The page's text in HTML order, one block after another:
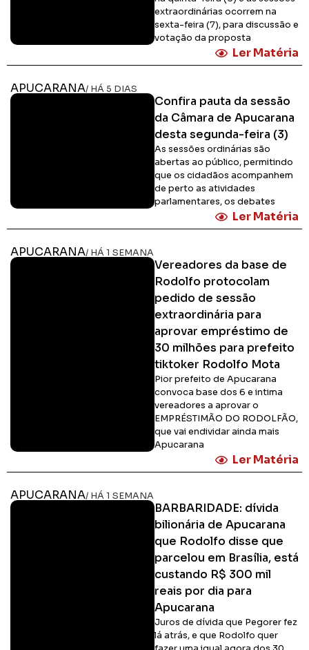
extraordinárias ocorrem na
sexta-feira (7), para discussão e
votação da proposta
Ler Matéria
APUCARANA/ HÁ 5 DIAS
Confira pauta da sessão
da Câmara de Apucarana
desta segunda-feira (3)
As sessões ordinárias são
abertas ao público, permitindo
que os cidadãos acompanhem
de perto as atividades
parlamentares, os debates
Ler Matéria
APUCARANA/ HÁ 1 SEMANA
Vereadores da base de
Rodolfo protocolam
pedido de sessão
extraordinária para
aprovar empréstimo de
30 milhões para prefeito
tiktoker Rodolfo Mota
Pior prefeito de Apucarana
convoca base dos 6 e intima
vereadores a aprovar o
EMPRÉSTIMÃO DO RODOLFÃO,
que vai endividar ainda mais
Apucarana
Ler Matéria
APUCARANA/ HÁ 1 SEMANA
BARBARIDADE: dívida
bilionária de Apucarana
que Rodolfo disse que
parcelou em Brasília, está
custando R$ 300 mil
reais por dia para
Apucarana
Juros de dívida que Pegorer fez
lá atrás, e que Rodolfo quer